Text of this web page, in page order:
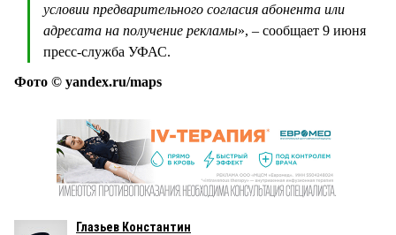
условии предварительного согласия абонента или
адресата на получение рекламы», – сообщает 9 июня
пресс-служба УФАС.
Фото © yandex.ru/maps
Глазьев Константин